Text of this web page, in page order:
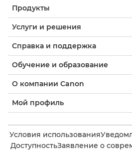
Продукты
Услуги и решения
Справка и поддержка
Обучение и образование
О компании Canon
Мой профиль
Условия использования
ДоступностьЗаявление о